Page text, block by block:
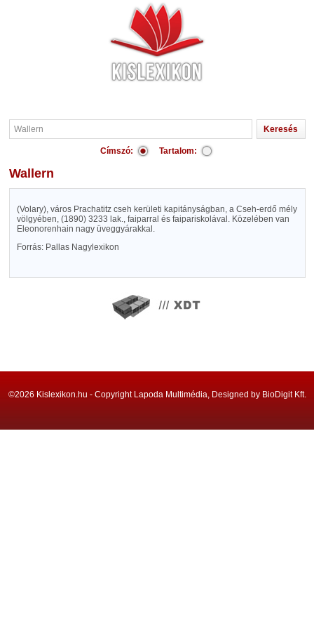
Címszó: Tartalom:
Wallern
(Volary), város Prachatitz cseh kerületi kapitányságban, a Cseh-erdő mély
völgyében, (1890) 3233 lak., faiparral és faipariskolával. Közelében van
Eleonorenhain nagy üveggyárakkal.
Forrás: Pallas Nagylexikon
©2026 Kislexikon.hu - Copyright Lapoda Multimédia, Designed by BioDigit Kft.